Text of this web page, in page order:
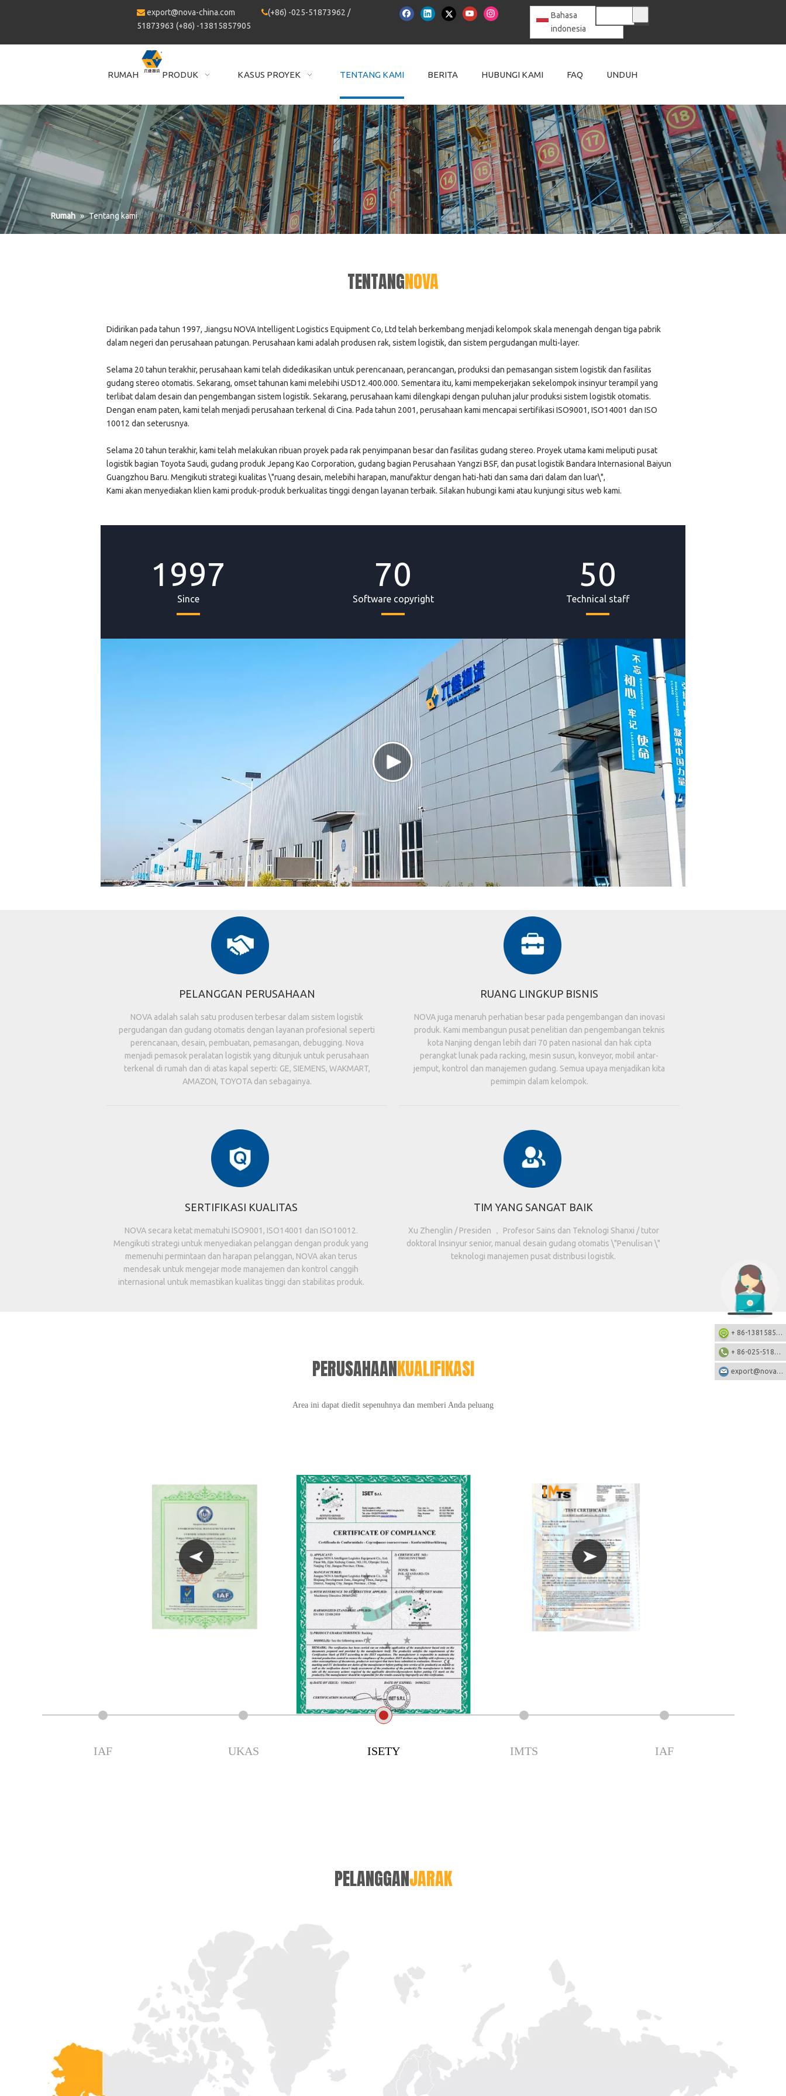
 export@nova-china.com (+86) -025-51873962 /
51873963 (+86) -13815857905
Bahasa
indonesia
RUMAH PRODUK KASUS PROYEK TENTANG KAMI BERITA HUBUNGI KAMI FAQ UNDUH
Rumah » Tentang kami
TENTANGNOVA
Didirikan pada tahun 1997, Jiangsu NOVA Intelligent Logistics Equipment Co, Ltd telah berkembang menjadi kelompok skala menengah dengan tiga pabrik
dalam negeri dan perusahaan patungan. Perusahaan kami adalah produsen rak, sistem logistik, dan sistem pergudangan multi-layer.
Selama 20 tahun terakhir, perusahaan kami telah didedikasikan untuk perencanaan, perancangan, produksi dan pemasangan sistem logistik dan fasilitas
gudang stereo otomatis. Sekarang, omset tahunan kami melebihi USD12.400.000. Sementara itu, kami mempekerjakan sekelompok insinyur terampil yang
terlibat dalam desain dan pengembangan sistem logistik. Sekarang, perusahaan kami dilengkapi dengan puluhan jalur produksi sistem logistik otomatis.
Dengan enam paten, kami telah menjadi perusahaan terkenal di Cina. Pada tahun 2001, perusahaan kami mencapai sertifikasi ISO9001, ISO14001 dan ISO
10012 dan seterusnya.
Selama 20 tahun terakhir, kami telah melakukan ribuan proyek pada rak penyimpanan besar dan fasilitas gudang stereo. Proyek utama kami meliputi pusat
logistik bagian Toyota Saudi, gudang produk Jepang Kao Corporation, gudang bagian Perusahaan Yangzi BSF, dan pusat logistik Bandara Internasional Baiyun
Guangzhou Baru. Mengikuti strategi kualitas \"ruang desain, melebihi harapan, manufaktur dengan hati-hati dan sama dari dalam dan luar\",
Kami akan menyediakan klien kami produk-produk berkualitas tinggi dengan layanan terbaik. Silakan hubungi kami atau kunjungi situs web kami.
1997
Since
70
Software copyright
50
Technical staff
PELANGGAN PERUSAHAAN
NOVA adalah salah satu produsen terbesar dalam sistem logistik
pergudangan dan gudang otomatis dengan layanan profesional seperti
perencanaan, desain, pembuatan, pemasangan, debugging. Nova
menjadi pemasok peralatan logistik yang ditunjuk untuk perusahaan
terkenal di rumah dan di atas kapal seperti: GE, SIEMENS, WAKMART,
AMAZON, TOYOTA dan sebagainya.
RUANG LINGKUP BISNIS
NOVA juga menaruh perhatian besar pada pengembangan dan inovasi
produk. Kami membangun pusat penelitian dan pengembangan teknis
kota Nanjing dengan lebih dari 70 paten nasional dan hak cipta
perangkat lunak pada racking, mesin susun, konveyor, mobil antar-
jemput, kontrol dan manajemen gudang. Semua upaya menjadikan kita
pemimpin dalam kelompok.
SERTIFIKASI KUALITAS
NOVA secara ketat mematuhi ISO9001, ISO14001 dan ISO10012.
Mengikuti strategi untuk menyediakan pelanggan dengan produk yang
memenuhi permintaan dan harapan pelanggan, NOVA akan terus
mendesak untuk mengejar mode manajemen dan kontrol canggih
internasional untuk memastikan kualitas tinggi dan stabilitas produk.
TIM YANG SANGAT BAIK
Xu Zhenglin / Presiden ， Profesor Sains dan Teknologi Shanxi / tutor
doktoral Insinyur senior, manual desain gudang otomatis \"Penulisan \"
teknologi manajemen pusat distribusi logistik.
PERUSAHAANKUALIFIKASI
Area ini dapat diedit sepenuhnya dan memberi Anda peluang
IAF UKAS ISETY IMTS IAF
PELANGGANJARAK